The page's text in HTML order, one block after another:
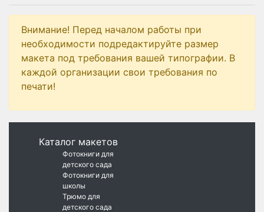
Внимание! Перед началом работы при
необходимости подредактируйте размер
макета под требования вашей типографии. В
каждой организации свои требования по
печати!
Каталог макетов
Фотокниги для
детского сада
Фотокниги для
школы
Трюмо для
детского сада